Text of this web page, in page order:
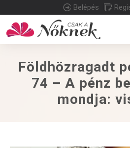
Belépés
Földhözragadt
74 – A pénz
mondja: